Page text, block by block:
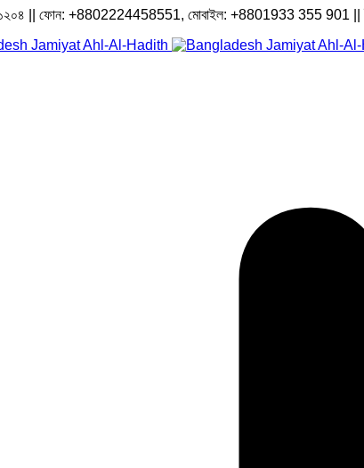
ঢাকা-১২০৪ || ফোন: +8802224458551, মোবাইল: +8801933 355